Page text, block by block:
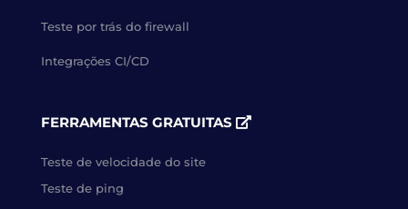
Teste por trás do firewall
Integrações CI/CD
FERRAMENTAS GRATUITAS
Teste de velocidade do site
Teste de ping